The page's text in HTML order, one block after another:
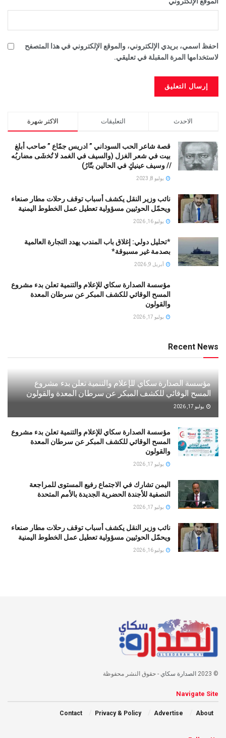
احفظ اسمي، بريدي الإلكتروني، والموقع الإلكتروني في هذا المتصفح
لاستخدامها المرة المقبلة في تعليقي.
الاكثر شهرة التعليقات الاحدث
قصة شاعر الحب السوداني ” ادريس جمّاع ” صاحب أبلغ
بيت في شعر الغزل (وﺍﻟﺴﻴﻒ ﻓﻲ الغمد ﻻ ﺗُﺨشَى مضاربُه
// ﻭﺳﻴﻒ ﻋﻴﻨﻴﻚٍ ﻓﻲ ﺍﻟﺤﺎﻟﻴﻦ ﺑﺘّﺎﺭُ)
يوليو 8, 2023
نائب وزير النقل يكشف أسباب توقف رحلات مطار صنعاء
ويحمّل الحوثيين مسؤولية تعطيل عمل الخطوط اليمنية
يوليو 16, 2026
*تحليل دولي: إغلاق باب المندب يهدد التجارة العالمية
بصدمة غير مسبوقة*
أبريل 9, 2026
مؤسسة الصدارة سكاي للإعلام والتنمية تعلن بدء مشروع
المسح الوقائي للكشف المبكر عن سرطان المعدة
والقولون
يوليو 17, 2026
Recent News
مؤسسة الصدارة سكاي للإعلام والتنمية تعلن بدء مشروع
المسح الوقائي للكشف المبكر عن سرطان المعدة والقولون
يوليو 17, 2026
مؤسسة الصدارة سكاي للإعلام والتنمية تعلن بدء مشروع
المسح الوقائي للكشف المبكر عن سرطان المعدة
والقولون
يوليو 17, 2026
اليمن تشارك في الاجتماع رفيع المستوى للمراجعة
النصفية للأجندة الحضرية الجديدة بالأمم المتحدة
يوليو 17, 2026
نائب وزير النقل يكشف أسباب توقف رحلات مطار صنعاء
ويحمّل الحوثيين مسؤولية تعطيل عمل الخطوط اليمنية
يوليو 16, 2026
© 2023 الصدارة سكاي- حقوق النشر محفوظة
Navigate Site
About
Advertise
Privacy & Policy
Contact